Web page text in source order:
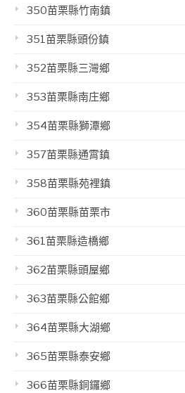
350苗栗縣竹南鎮
351苗栗縣頭份鎮
352苗栗縣三灣鄉
353苗栗縣南庄鄉
354苗栗縣獅潭鄉
357苗栗縣通霄鎮
358苗栗縣苑裡鎮
360苗栗縣苗栗市
361苗栗縣造橋鄉
362苗栗縣頭屋鄉
363苗栗縣公館鄉
364苗栗縣大湖鄉
365苗栗縣泰安鄉
366苗栗縣銅鑼鄉